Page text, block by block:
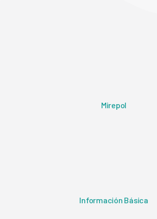
Mirepol
Información Básica